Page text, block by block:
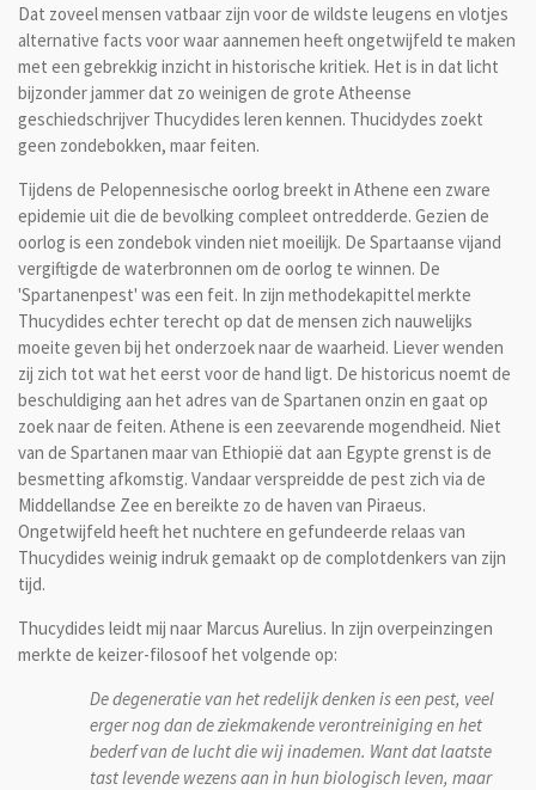
Dat zoveel mensen vatbaar zijn voor de wildste leugens en vlotjes
alternative facts voor waar aannemen heeft ongetwijfeld te maken
met een gebrekkig inzicht in historische kritiek. Het is in dat licht
bijzonder jammer dat zo weinigen de grote Atheense
geschiedschrijver Thucydides leren kennen. Thucidydes zoekt
geen zondebokken, maar feiten.
Tijdens de Pelopennesische oorlog breekt in Athene een zware
epidemie uit die de bevolking compleet ontredderde. Gezien de
oorlog is een zondebok vinden niet moeilijk. De Spartaanse vijand
vergiftigde de waterbronnen om de oorlog te winnen. De
'Spartanenpest' was een feit. In zijn methodekapittel merkte
Thucydides echter terecht op dat de mensen zich nauwelijks
moeite geven bij het onderzoek naar de waarheid. Liever wenden
zij zich tot wat het eerst voor de hand ligt. De historicus noemt de
beschuldiging aan het adres van de Spartanen onzin en gaat op
zoek naar de feiten. Athene is een zeevarende mogendheid. Niet
van de Spartanen maar van Ethiopië dat aan Egypte grenst is de
besmetting afkomstig. Vandaar verspreidde de pest zich via de
Middellandse Zee en bereikte zo de haven van Piraeus.
Ongetwijfeld heeft het nuchtere en gefundeerde relaas van
Thucydides weinig indruk gemaakt op de complotdenkers van zijn
tijd.
Thucydides leidt mij naar Marcus Aurelius. In zijn overpeinzingen
merkte de keizer-filosoof het volgende op:
De degeneratie van het redelijk denken is een pest, veel
erger nog dan de ziekmakende verontreiniging en het
bederf van de lucht die wij inademen. Want dat laatste
tast levende wezens aan in hun biologisch leven, maar